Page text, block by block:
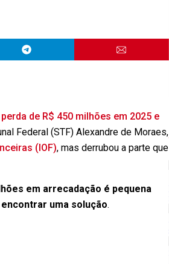
de R$ 450 milhões em 2025 e
Federal (STF) Alexandre de Moraes,
(IOF), mas derrubou a parte que
em arrecadação é pequena
uma solução.